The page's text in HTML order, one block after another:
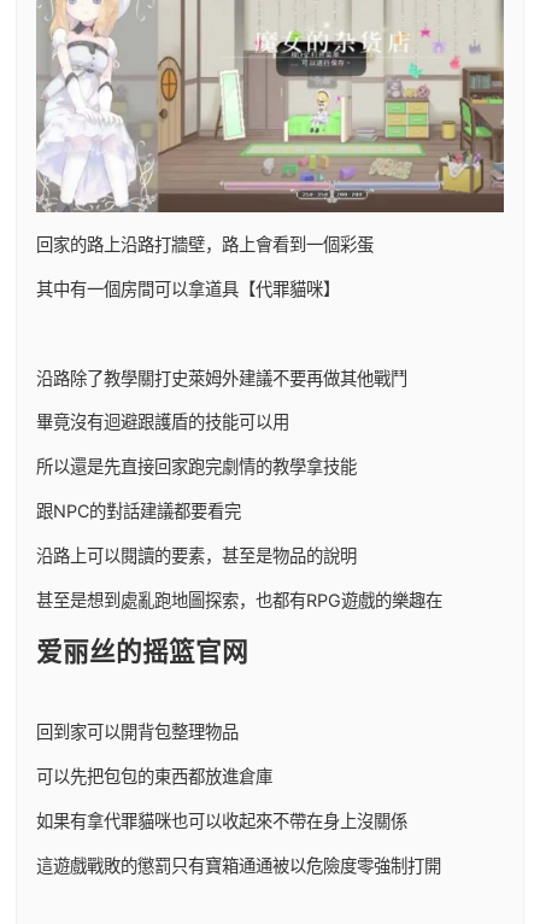
回家的路上沿路打牆壁，路上會看到一個彩蛋
其中有一個房間可以拿道具【代罪貓咪】
沿路除了教學關打史萊姆外建議不要再做其他戰鬥
畢竟沒有迴避跟護盾的技能可以用
所以還是先直接回家跑完劇情的教學拿技能
跟NPC的對話建議都要看完
沿路上可以閱讀的要素，甚至是物品的說明
甚至是想到處亂跑地圖探索，也都有RPG遊戲的樂趣在
爱丽丝的摇篮官网
回到家可以開背包整理物品
可以先把包包的東西都放進倉庫
如果有拿代罪貓咪也可以收起來不帶在身上沒關係
這遊戲戰敗的懲罰只有寶箱通通被以危險度零強制打開